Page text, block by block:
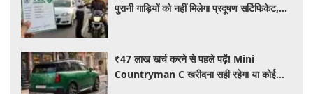
पुरानी गाड़ियों को नहीं मिलेगा प्रदूषण सर्टिफिकेट,
₹47 लाख खर्च करने से पहले पढ़ें! Mini
Countryman C खरीदना सही रहेगा या कोई